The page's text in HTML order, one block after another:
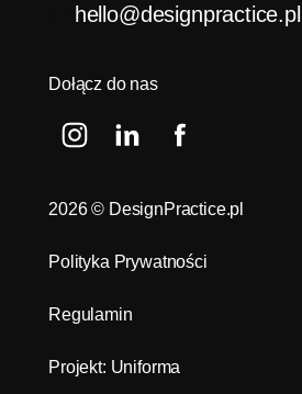
hello@designpractice.pl
Dołącz do nas
2026© DesignPractice.pl
Polityka Prywatności
Regulamin
Projekt: Uniforma